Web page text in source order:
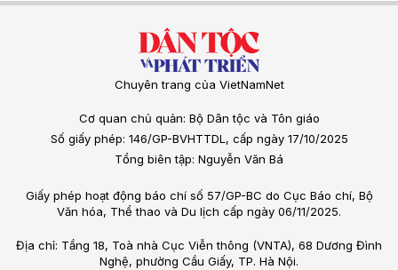
Chuyên trang của VietNamNet
Cơ quan chủ quản: Bộ Dân tộc và Tôn giáo
Số giấy phép: 146/GP-BVHTTDL, cấp ngày 17/10/2025
Tổng biên tập: Nguyễn Văn Bá
Giấy phép hoạt động báo chí số 57/GP-BC do Cục Báo chí, Bộ
Văn hóa, Thể thao và Du lịch cấp ngày 06/11/2025.
Địa chỉ: Tầng 18, Toà nhà Cục Viễn thông (VNTA), 68 Dương Đình
Nghệ, phường Cầu Giấy, TP. Hà Nội.